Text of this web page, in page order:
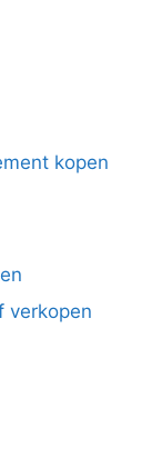
kopen
verkopen